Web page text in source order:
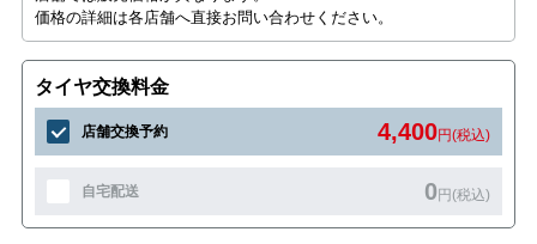
価格の詳細は各店舗へ直接お問い合わせください。
タイヤ交換料金
店舗交換予約 4,400円(税込)
自宅配送 0円(税込)